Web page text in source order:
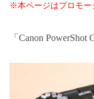
※本ページはプロモー
「Canon